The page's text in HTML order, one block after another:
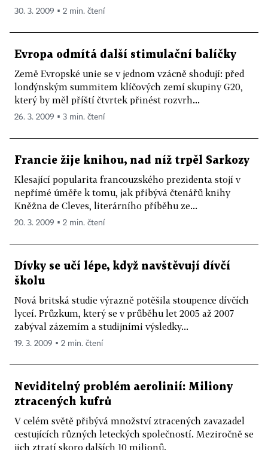
30. 3. 2009 ▪ 2 min. čtení
Evropa odmítá další stimulační balíčky
Země Evropské unie se v jednom vzácně shodují: před
londýnským summitem klíčových zemí skupiny G20,
který by měl příští čtvrtek přinést rozvrh...
26. 3. 2009 ▪ 3 min. čtení
Francie žije knihou, nad níž trpěl Sarkozy
Klesající popularita francouzského prezidenta stojí v
nepřímé úměře k tomu, jak přibývá čtenářů knihy
Kněžna de Cleves, literárního příběhu ze...
20. 3. 2009 ▪ 2 min. čtení
Dívky se učí lépe, když navštěvují dívčí
školu
Nová britská studie výrazně potěšila stoupence dívčích
lyceí. Průzkum, který se v průběhu let 2005 až 2007
zabýval zázemím a studijními výsledky...
19. 3. 2009 ▪ 2 min. čtení
Neviditelný problém aerolinií: Miliony
ztracených kufrů
V celém světě přibývá množství ztracených zavazadel
cestujících různých leteckých společností. Meziročně se
jich ztratí skoro dalších 10 milionů.